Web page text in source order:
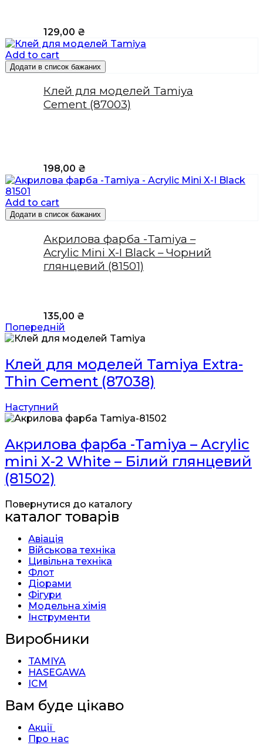
129,00 ₴
Add to cart
Додати в список бажаних
Клей для моделей Tamiya
Cement (87003)
198,00 ₴
Add to cart
Додати в список бажаних
Акрилова фарба -Tamiya –
Acrylic Mini X-I Black – Чорний
глянцевий (81501)
135,00 ₴
Попередній
Клей для моделей Tamiya Extra-
Thin Cement (87038)
Наступний
Акрилова фарба -Tamiya – Acrylic
mini X-2 White – Білий глянцевий
(81502)
Повернутися до каталогу
каталог товарів
Авіація
Військова техніка
Цивільна техніка
Флот
Діорами
Фігури
Модельна хімія
Інструменти
Виробники
TAMIYA
HASEGAWA
ICM
Вам буде цікаво
Акції
Про нас